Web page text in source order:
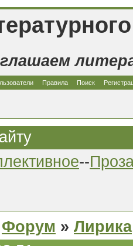
Правила Поиск
--
Форум » Лирика